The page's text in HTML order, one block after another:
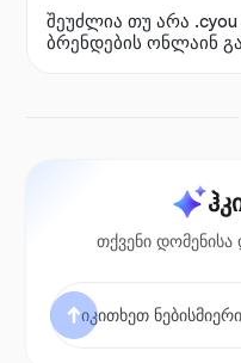
შეუძლია თუ არა
ბრენდების ონლაინ
თქვენი